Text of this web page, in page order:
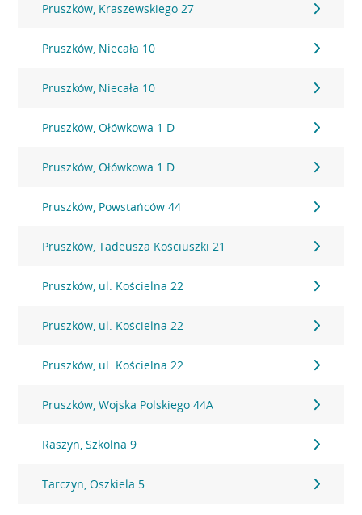
Pruszków, Kraszewskiego 27
Pruszków, Niecała 10
Pruszków, Niecała 10
Pruszków, Ołówkowa 1 D
Pruszków, Ołówkowa 1 D
Pruszków, Powstańców 44
Pruszków, Tadeusza Kościuszki 21
Pruszków, ul. Kościelna 22
Pruszków, ul. Kościelna 22
Pruszków, ul. Kościelna 22
Pruszków, Wojska Polskiego 44A
Raszyn, Szkolna 9
Tarczyn, Oszkiela 5